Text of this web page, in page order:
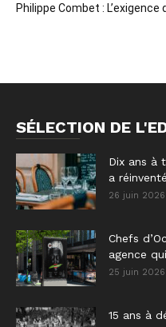
Philippe Combet :
SÉLECTION DE
Dix ans à
a
26 juin 2026
Chefs
agence
25 juin 2026
15 ans à